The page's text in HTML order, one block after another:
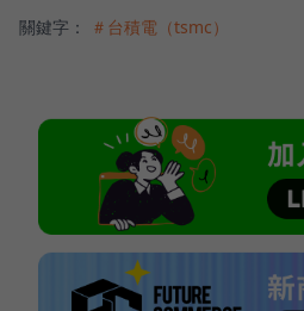
關鍵字： ＃台積電（tsmc）